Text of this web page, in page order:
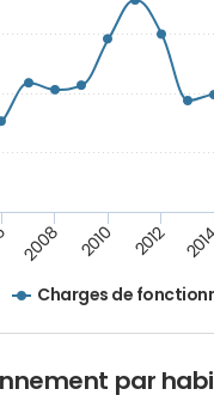
Charges de
2008 2010 2012
par